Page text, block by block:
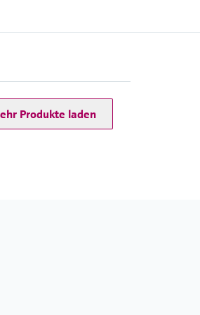
4 m Min DK>1.4
Produkte laden